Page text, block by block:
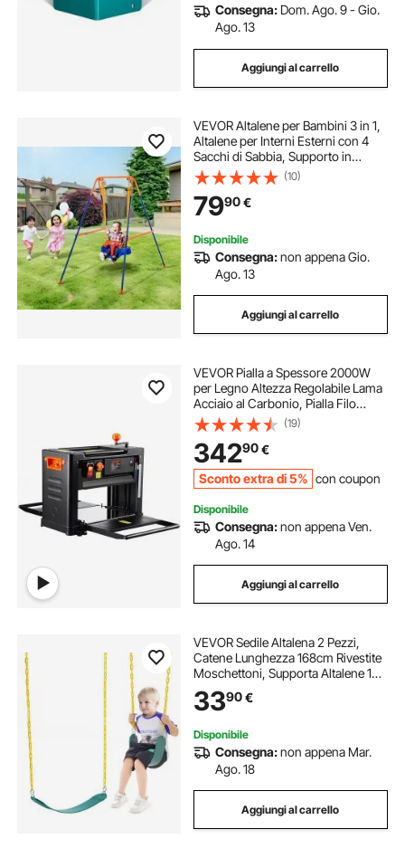
Consegna: Dom. Ago. 9 - Gio.
Ago. 13
Aggiungi al carrello
VEVOR Altalene per Bambini 3 in 1,
Altalene per Interni Esterni con 4
Sacchi di Sabbia, Supporto in
Metallo Pieghevole, Facile da
Montare, per Bambini 3 a 6 Anni,
Giovani 6 a 10 Anni, Adolescenti
10+
(10)
7990€
Disponibile
Consegna:non appena Gio.
Ago. 13
Aggiungi al carrello
VEVOR Pialla a Spessore 2000W
per Legno Altezza Regolabile Lama
Acciaio al Carbonio, Pialla Filo
Spessore da 15A Velocità 23500
giri/min Larghezza max. 33 cm per
Lavorazione di Legno da
Falegnameria
(19)
34290€
Sconto extra di 5% con coupon
Disponibile
Consegna:non appena Ven.
Ago. 14
Aggiungi al carrello
VEVOR Sedile Altalena 2 Pezzi,
Catene Lunghezza 168cm Rivestite
Moschettoni, Supporta Altalene 136
kg, Sostituzione per Altalena da
Esterno, Accessori Altalena per
3390€
Disponibile
Consegna:non appena Mar.
Ago. 18
Aggiungi al carrello